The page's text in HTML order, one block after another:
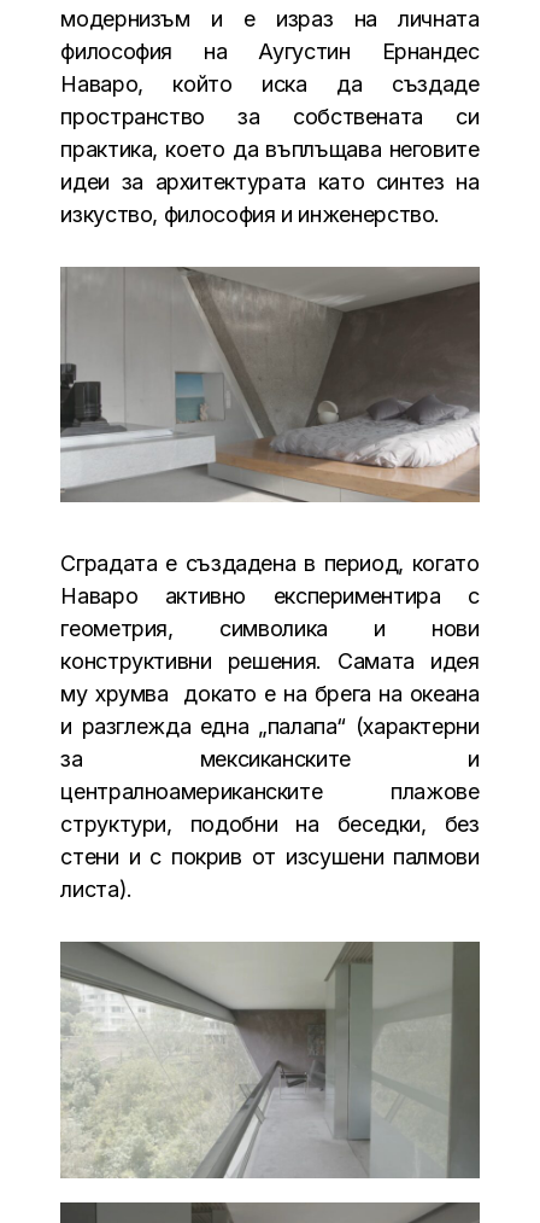
модернизъм и е израз на личната
философия на Аугустин Ернандес
Наваро, който иска да създаде
пространство за собствената си
практика, което да въплъщава неговите
идеи за архитектурата като синтез на
изкуство, философия и инженерство.
Сградата е създадена в период, когато
Наваро активно експериментира с
геометрия, символика и нови
конструктивни решения. Самата идея
му хрумва докато е на брега на океана
и разглежда една „палапа“ (характерни
за мексиканските и
централноамериканските плажове
структури, подобни на беседки, без
стени и с покрив от изсушени палмови
листа).